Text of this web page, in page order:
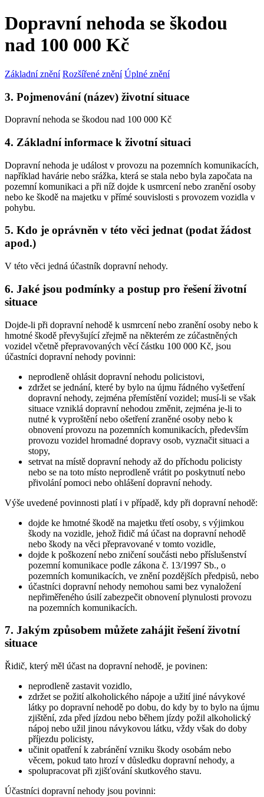
Dopravní nehoda se škodou
nad 100 000 Kč
Základní znění Rozšířené znění Úplné znění
3. Pojmenování (název) životní situace
Dopravní nehoda se škodou nad 100 000 Kč
4. Základní informace k životní situaci
Dopravní nehoda je událost v provozu na pozemních komunikacích,
například havárie nebo srážka, která se stala nebo byla započata na
pozemní komunikaci a při níž dojde k usmrcení nebo zranění osoby
nebo ke škodě na majetku v přímé souvislosti s provozem vozidla v
pohybu.
5. Kdo je oprávněn v této věci jednat (podat žádost
apod.)
V této věci jedná účastník dopravní nehody.
6. Jaké jsou podmínky a postup pro řešení životní
situace
Dojde-li při dopravní nehodě k usmrcení nebo zranění osoby nebo k
hmotné škodě převyšující zřejmě na některém ze zúčastněných
vozidel včetně přepravovaných věcí částku 100 000 Kč, jsou
účastníci dopravní nehody povinni:
neprodleně ohlásit dopravní nehodu policistovi,
zdržet se jednání, které by bylo na újmu řádného vyšetření
dopravní nehody, zejména přemístění vozidel; musí-li se však
situace vzniklá dopravní nehodou změnit, zejména je-li to
nutné k vyproštění nebo ošetření zraněné osoby nebo k
obnovení provozu na pozemních komunikacích, především
provozu vozidel hromadné dopravy osob, vyznačit situaci a
stopy,
setrvat na místě dopravní nehody až do příchodu policisty
nebo se na toto místo neprodleně vrátit po poskytnutí nebo
přivolání pomoci nebo ohlášení dopravní nehody.
Výše uvedené povinnosti platí i v případě, kdy při dopravní nehodě:
dojde ke hmotné škodě na majetku třetí osoby, s výjimkou
škody na vozidle, jehož řidič má účast na dopravní nehodě
nebo škody na věci přepravované v tomto vozidle,
dojde k poškození nebo zničení součásti nebo příslušenství
pozemní komunikace podle zákona č. 13/1997 Sb., o
pozemních komunikacích, ve znění pozdějších předpisů, nebo
účastníci dopravní nehody nemohou sami bez vynaložení
nepřiměřeného úsilí zabezpečit obnovení plynulosti provozu
na pozemních komunikacích.
7. Jakým způsobem můžete zahájit řešení životní
situace
Řidič, který měl účast na dopravní nehodě, je povinen:
neprodleně zastavit vozidlo,
zdržet se požití alkoholického nápoje a užití jiné návykové
látky po dopravní nehodě po dobu, do kdy by to bylo na újmu
zjištění, zda před jízdou nebo během jízdy požil alkoholický
nápoj nebo užil jinou návykovou látku, vždy však do doby
příjezdu policisty,
učinit opatření k zabránění vzniku škody osobám nebo
věcem, pokud tato hrozí v důsledku dopravní nehody, a
spolupracovat při zjišťování skutkového stavu.
Účastníci dopravní nehody jsou povinni: